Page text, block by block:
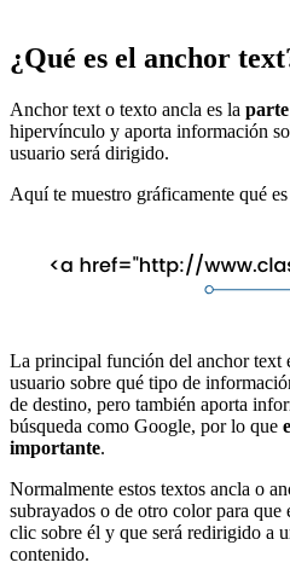
¿Qué es el anchor
Anchor text o texto ancla es la
hipervínculo y aporta información
usuario será dirigido.
Aquí te muestro gráficamente qué
La principal función del anchor text
usuario sobre qué tipo de
de destino, pero también aporta
búsqueda como Google, por lo que
importante.
Normalmente estos textos ancla o
subrayados o de otro color para que
clic sobre él y que será redirigido a
contenido.